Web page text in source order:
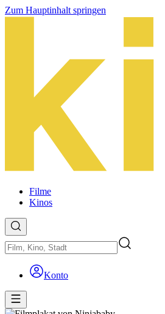
Zum Hauptinhalt springen
Filme
Kinos
Konto